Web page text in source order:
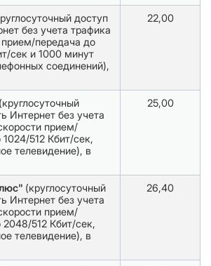
доступ
без учета трафика
прием/передача до
сек и 1000 минут
соединений),
22,00
(круглосуточный
Интернет без учета
прием/
512 Кбит/сек,
телевидение), в
25,00
(круглосуточный
Интернет без учета
прием/
2048/512 Кбит/сек,
телевидение), в
26,40